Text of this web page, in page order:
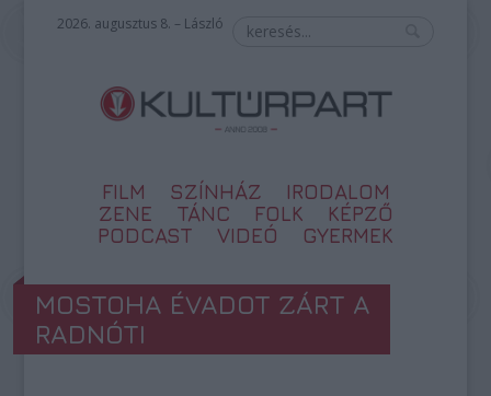
2026. augusztus 8. – László
FILM SZÍNHÁZ
IRODALOM
ZENE
TÁNC FOLK
KÉPZŐ
PODCAST
VIDEÓ GYERMEK
MOSTOHA ÉVADOT ZÁRT A
RADNÓTI